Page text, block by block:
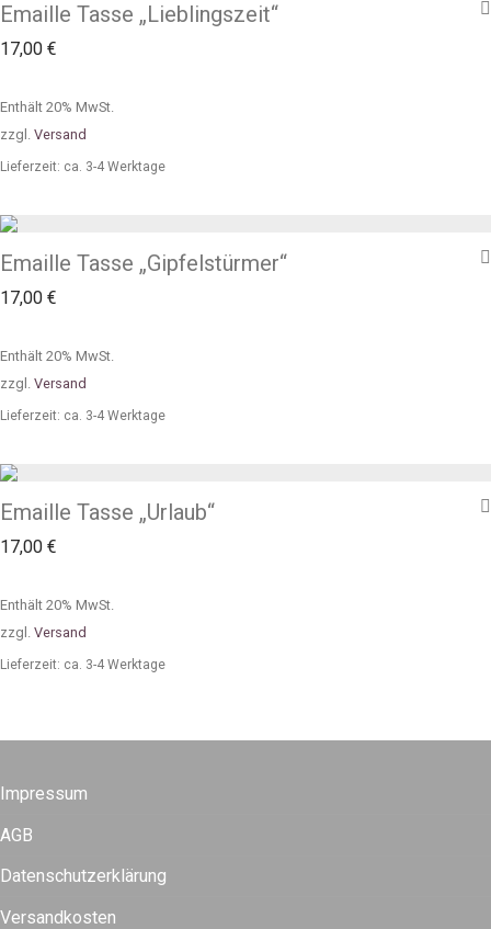
Emaille Tasse „Lieblingszeit“
17,00 €
Enthält 20% MwSt.
zzgl. Versand
Lieferzeit: ca. 3-4 Werktage
Emaille Tasse „Gipfelstürmer“
17,00 €
Enthält 20% MwSt.
zzgl. Versand
Lieferzeit: ca. 3-4 Werktage
Emaille Tasse „Urlaub“
17,00 €
Enthält 20% MwSt.
zzgl. Versand
Lieferzeit: ca. 3-4 Werktage
Impressum
AGB
Datenschutzerklärung
Versandkosten